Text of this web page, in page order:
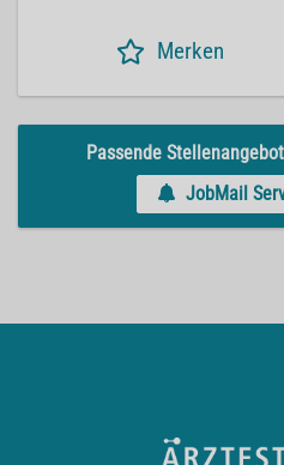
Merken
Passende
JobMail